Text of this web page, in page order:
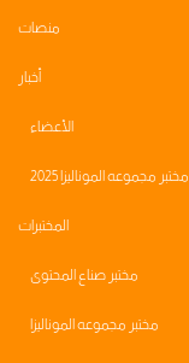
منصات
أخبار
الأعضاء
مختبر مجموعه الموناليزا 2025
المختبرات
مختبر صناع المحتوى
مختبر مجموعه الموناليزا